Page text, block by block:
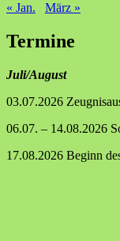
« Jan.
März »
Termine
Juli/August
03.07.2026
06.07. – 14.08.2026
17.08.2026 Beginn